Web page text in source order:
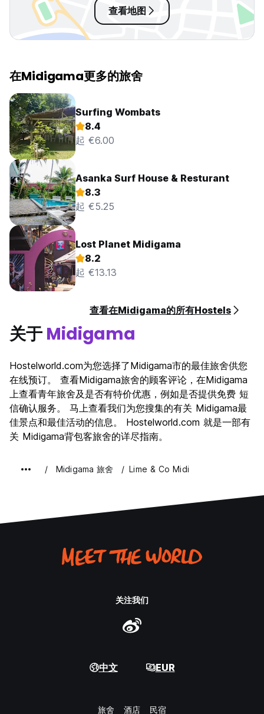
查看地图
在Midigama更多的旅舍
Surfing Wombats
8.4
起 €6.00
Asanka Surf House & Resturant
8.3
起 €5.25
Lost Planet Midigama
8.2
起 €13.13
查看在Midigama的所有Hostels
关于 Midigama
Hostelworld.com为您选择了Midigama市的最佳旅舍供您
在线预订。 查看Midigama旅舍的顾客评论，在Midigama
上查看青年旅舍及是否有特价优惠，例如是否提供免费 短
信确认服务。 马上查看我们为您搜集的有关 Midigama最
佳景点和最佳活动的信息。 Hostelworld.com 就是一部有
关 Midigama背包客旅舍的详尽指南。
Midigama 旅舍 Lime & Co Midi
关注我们
中文 EUR
旅舍 酒店 民宿